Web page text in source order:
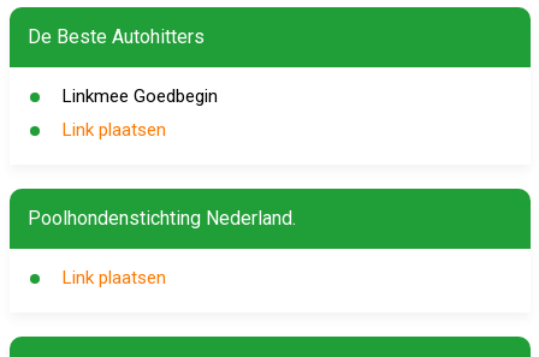
De Beste Autohitters
Linkmee Goedbegin
Link plaatsen
Poolhondenstichting Nederland.
Link plaatsen